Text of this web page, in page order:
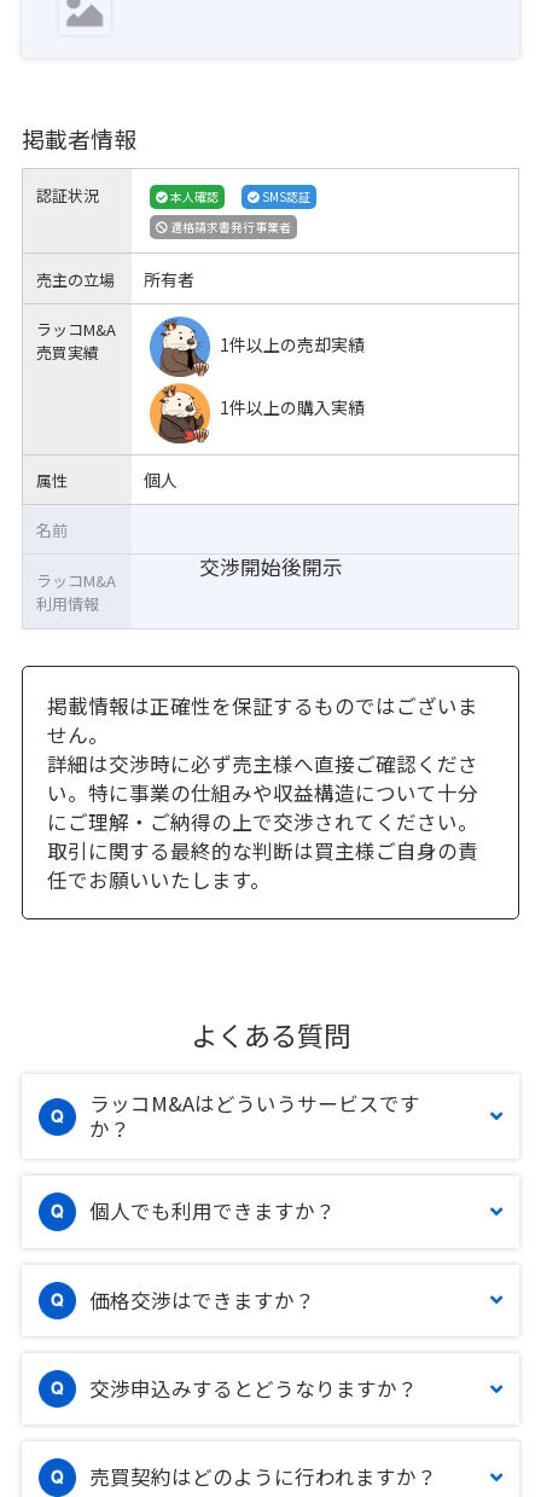
掲載者情報
認証状況 本人確認
SMS認証
適格請求書発行事業者
売主の立場 所有者
ラッコM&A
売買実績
1件以上の売却実績
1件以上の購入実績
属性 個人
交渉開始後開示
名前
ラッコM&A
利用情報
掲載情報は正確性を保証するものではございま
せん。
詳細は交渉時に必ず売主様へ直接ご確認くださ
い。特に事業の仕組みや収益構造について十分
にご理解・ご納得の上で交渉されてください。
取引に関する最終的な判断は買主様ご自身の責
任でお願いいたします。
よくある質問
ラッコM&Aはどういうサービスです
か？
個人でも利用できますか？
価格交渉はできますか？
交渉申込みするとどうなりますか？
売買契約はどのように行われますか？